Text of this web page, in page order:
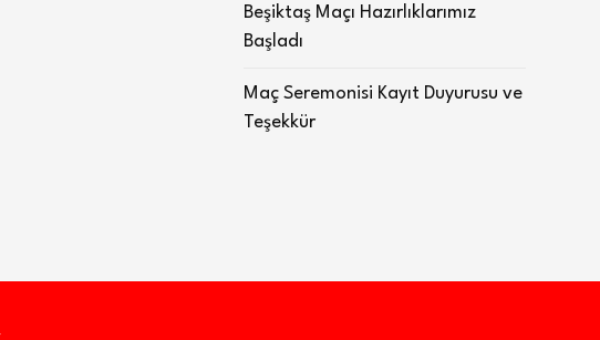
Beşiktaş Maçı Hazırlıklarımız
Başladı
Maç Seremonisi Kayıt Duyurusu ve
Teşekkür